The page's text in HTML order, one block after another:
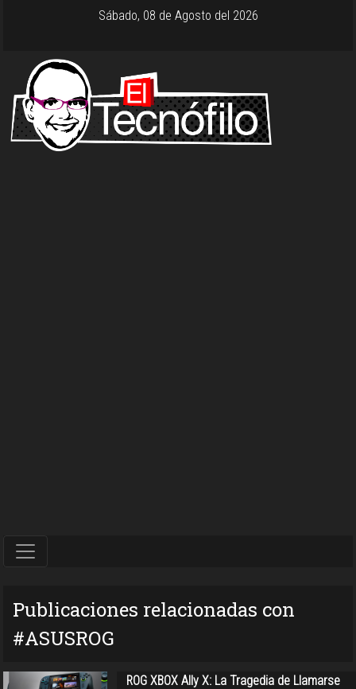
Sábado, 08 de Agosto del 2026
Publicaciones relacionadas con
#ASUSROG
ROG XBOX Ally X: La Tragedia de Llamarse